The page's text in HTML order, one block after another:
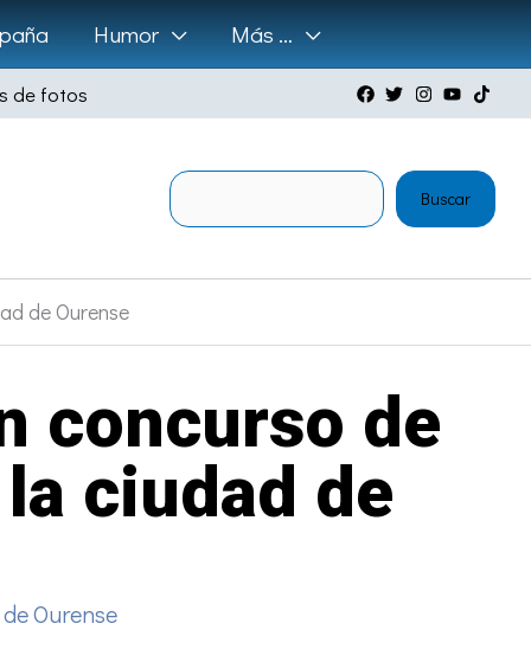
Humor Más …
de fotos
Buscar
de Ourense
concurso de
ciudad de
Ourense